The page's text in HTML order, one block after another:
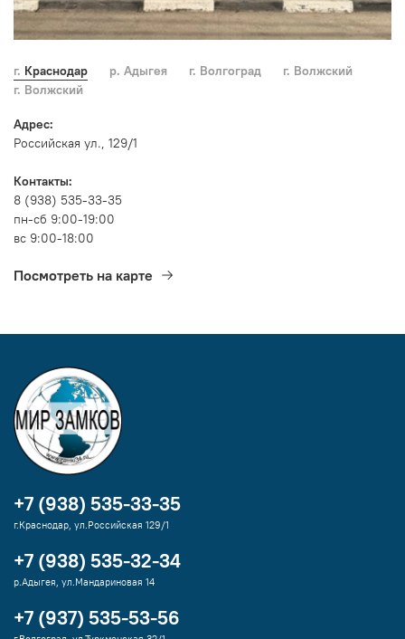
г. Краснодар р. Адыгея г. Волгоград
г. Волжский
г. Волжский
Адрес:
Российская ул., 129/1
Контакты:
8 (938) 535-33-35
пн-сб 9:00-19:00
вс 9:00-18:00
Посмотреть на карте
+7 (938) 535-33-35
г.Краснодар, ул.Российская 129/1
+7 (938) 535-32-34
р.Адыгея, ул.Мандариновая 14
+7 (937) 535-53-56